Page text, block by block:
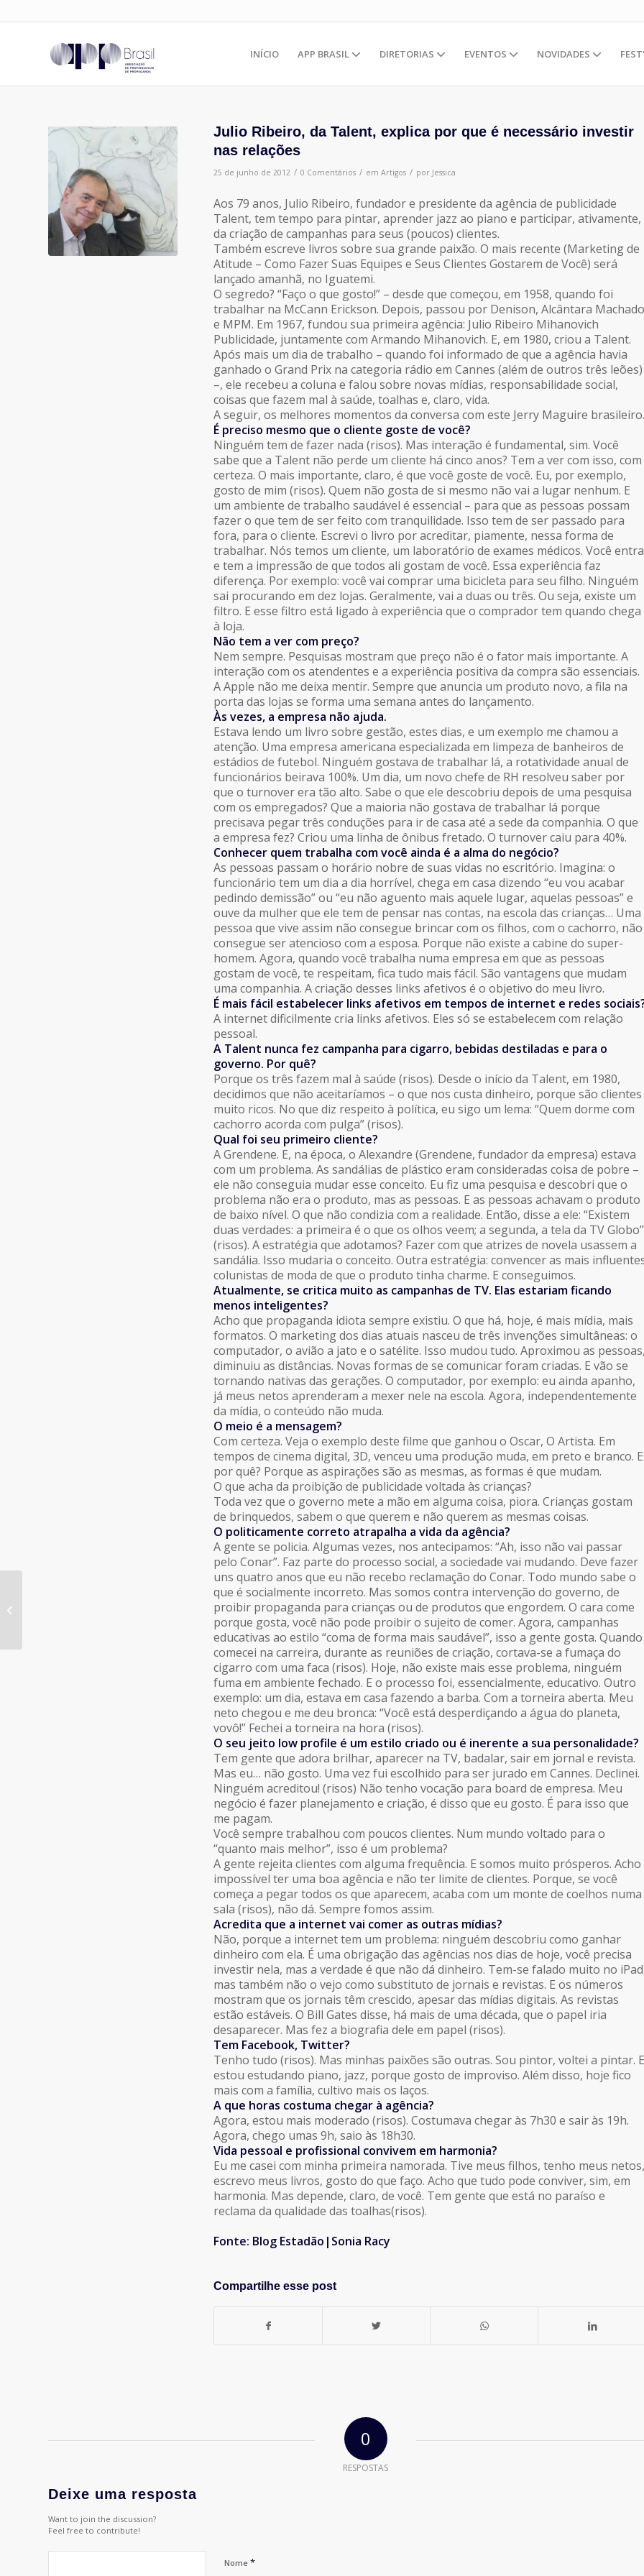
INÍCIO APP BRASIL DIRETORIAS EVENTOS NOVIDADES
Julio Ribeiro, da Talent, explica por que é necessário investir
nas relações
25 de junho de 2012 / 0 Comentários / em Artigos / por Jessica
Aos 79 anos, Julio Ribeiro, fundador e presidente da agência de publicidade
Talent, tem tempo para pintar, aprender jazz ao piano e participar, ativamente,
da criação de campanhas para seus (poucos) clientes.
Também escreve livros sobre sua grande paixão. O mais recente (Marketing de
Atitude – Como Fazer Suas Equipes e Seus Clientes Gostarem de Você) será
lançado amanhã, no Iguatemi.
O segredo? “Faço o que gosto!” – desde que começou, em 1958, quando foi
trabalhar na McCann Erickson. Depois, passou por Denison, Alcântara Machado
e MPM. Em 1967, fundou sua primeira agência: Julio Ribeiro Mihanovich
Publicidade, juntamente com Armando Mihanovich. E, em 1980, criou a Talent.
Após mais um dia de trabalho – quando foi informado de que a agência havia
ganhado o Grand Prix na categoria rádio em Cannes (além de outros três leões)
–, ele recebeu a coluna e falou sobre novas mídias, responsabilidade social,
coisas que fazem mal à saúde, toalhas e, claro, vida.
A seguir, os melhores momentos da conversa com este Jerry Maguire brasileiro.
É preciso mesmo que o cliente goste de você?
Ninguém tem de fazer nada (risos). Mas interação é fundamental, sim. Você
sabe que a Talent não perde um cliente há cinco anos? Tem a ver com isso, com
certeza. O mais importante, claro, é que você goste de você. Eu, por exemplo,
gosto de mim (risos). Quem não gosta de si mesmo não vai a lugar nenhum. E
um ambiente de trabalho saudável é essencial – para que as pessoas possam
fazer o que tem de ser feito com tranquilidade. Isso tem de ser passado para
fora, para o cliente. Escrevi o livro por acreditar, piamente, nessa forma de
trabalhar. Nós temos um cliente, um laboratório de exames médicos. Você entra
e tem a impressão de que todos ali gostam de você. Essa experiência faz
diferença. Por exemplo: você vai comprar uma bicicleta para seu filho. Ninguém
sai procurando em dez lojas. Geralmente, vai a duas ou três. Ou seja, existe um
filtro. E esse filtro está ligado à experiência que o comprador tem quando chega
à loja.
Não tem a ver com preço?
Nem sempre. Pesquisas mostram que preço não é o fator mais importante. A
interação com os atendentes e a experiência positiva da compra são essenciais.
A Apple não me deixa mentir. Sempre que anuncia um produto novo, a fila na
porta das lojas se forma uma semana antes do lançamento.
Às vezes, a empresa não ajuda.
Estava lendo um livro sobre gestão, estes dias, e um exemplo me chamou a
atenção. Uma empresa americana especializada em limpeza de banheiros de
estádios de futebol. Ninguém gostava de trabalhar lá, a rotatividade anual de
funcionários beirava 100%. Um dia, um novo chefe de RH resolveu saber por
que o turnover era tão alto. Sabe o que ele descobriu depois de uma pesquisa
com os empregados? Que a maioria não gostava de trabalhar lá porque
precisava pegar três conduções para ir de casa até a sede da companhia. O que
a empresa fez? Criou uma linha de ônibus fretado. O turnover caiu para 40%.
Conhecer quem trabalha com você ainda é a alma do negócio?
As pessoas passam o horário nobre de suas vidas no escritório. Imagina: o
funcionário tem um dia a dia horrível, chega em casa dizendo “eu vou acabar
pedindo demissão” ou “eu não aguento mais aquele lugar, aquelas pessoas” e
ouve da mulher que ele tem de pensar nas contas, na escola das crianças… Uma
pessoa que vive assim não consegue brincar com os filhos, com o cachorro, não
consegue ser atencioso com a esposa. Porque não existe a cabine do super-
homem. Agora, quando você trabalha numa empresa em que as pessoas
gostam de você, te respeitam, fica tudo mais fácil. São vantagens que mudam
uma companhia. A criação desses links afetivos é o objetivo do meu livro.
É mais fácil estabelecer links afetivos em tempos de internet e redes
A internet dificilmente cria links afetivos. Eles só se estabelecem com relação
pessoal.
A Talent nunca fez campanha para cigarro, bebidas destiladas e para o
governo. Por quê?
Porque os três fazem mal à saúde (risos). Desde o início da Talent, em 1980,
decidimos que não aceitaríamos – o que nos custa dinheiro, porque são clientes
muito ricos. No que diz respeito à política, eu sigo um lema: “Quem dorme com
cachorro acorda com pulga” (risos).
Qual foi seu primeiro cliente?
A Grendene. E, na época, o Alexandre (Grendene, fundador da empresa) estava
com um problema. As sandálias de plástico eram consideradas coisa de pobre –
ele não conseguia mudar esse conceito. Eu fiz uma pesquisa e descobri que o
problema não era o produto, mas as pessoas. E as pessoas achavam o produto
de baixo nível. O que não condizia com a realidade. Então, disse a ele: “Existem
duas verdades: a primeira é o que os olhos veem; a segunda, a tela da TV Globo”
(risos). A estratégia que adotamos? Fazer com que atrizes de novela usassem a
sandália. Isso mudaria o conceito. Outra estratégia: convencer as mais
colunistas de moda de que o produto tinha charme. E conseguimos.
Atualmente, se critica muito as campanhas de TV. Elas estariam ficando
menos inteligentes?
Acho que propaganda idiota sempre existiu. O que há, hoje, é mais mídia, mais
formatos. O marketing dos dias atuais nasceu de três invenções simultâneas: o
computador, o avião a jato e o satélite. Isso mudou tudo. Aproximou as
diminuiu as distâncias. Novas formas de se comunicar foram criadas. E vão se
tornando nativas das gerações. O computador, por exemplo: eu ainda apanho,
já meus netos aprenderam a mexer nele na escola. Agora, independentemente
da mídia, o conteúdo não muda.
O meio é a mensagem?
Com certeza. Veja o exemplo deste filme que ganhou o Oscar, O Artista. Em
tempos de cinema digital, 3D, venceu uma produção muda, em preto e branco. E
por quê? Porque as aspirações são as mesmas, as formas é que mudam.
O que acha da proibição de publicidade voltada às crianças?
Toda vez que o governo mete a mão em alguma coisa, piora. Crianças gostam
de brinquedos, sabem o que querem e não querem as mesmas coisas.
O politicamente correto atrapalha a vida da agência?
A gente se policia. Algumas vezes, nos antecipamos: “Ah, isso não vai passar
pelo Conar”. Faz parte do processo social, a sociedade vai mudando. Deve fazer
uns quatro anos que eu não recebo reclamação do Conar. Todo mundo sabe o
que é socialmente incorreto. Mas somos contra intervenção do governo, de
proibir propaganda para crianças ou de produtos que engordem. O cara come
porque gosta, você não pode proibir o sujeito de comer. Agora, campanhas
educativas ao estilo “coma de forma mais saudável”, isso a gente gosta. Quando
comecei na carreira, durante as reuniões de criação, cortava-se a fumaça do
cigarro com uma faca (risos). Hoje, não existe mais esse problema, ninguém
fuma em ambiente fechado. E o processo foi, essencialmente, educativo. Outro
exemplo: um dia, estava em casa fazendo a barba. Com a torneira aberta. Meu
neto chegou e me deu bronca: “Você está desperdiçando a água do planeta,
vovô!” Fechei a torneira na hora (risos).
O seu jeito low profile é um estilo criado ou é inerente a sua personalidade?
Tem gente que adora brilhar, aparecer na TV, badalar, sair em jornal e revista.
Mas eu… não gosto. Uma vez fui escolhido para ser jurado em Cannes. Declinei.
Ninguém acreditou! (risos) Não tenho vocação para board de empresa. Meu
negócio é fazer planejamento e criação, é disso que eu gosto. É para isso que
me pagam.
Você sempre trabalhou com poucos clientes. Num mundo voltado para o
“quanto mais melhor”, isso é um problema?
A gente rejeita clientes com alguma frequência. E somos muito prósperos. Acho
impossível ter uma boa agência e não ter limite de clientes. Porque, se você
começa a pegar todos os que aparecem, acaba com um monte de coelhos numa
sala (risos), não dá. Sempre fomos assim.
Acredita que a internet vai comer as outras mídias?
Não, porque a internet tem um problema: ninguém descobriu como ganhar
dinheiro com ela. É uma obrigação das agências nos dias de hoje, você precisa
investir nela, mas a verdade é que não dá dinheiro. Tem-se falado muito no
mas também não o vejo como substituto de jornais e revistas. E os números
mostram que os jornais têm crescido, apesar das mídias digitais. As revistas
estão estáveis. O Bill Gates disse, há mais de uma década, que o papel iria
desaparecer. Mas fez a biografia dele em papel (risos).
Tem Facebook, Twitter?
Tenho tudo (risos). Mas minhas paixões são outras. Sou pintor, voltei a pintar. E
estou estudando piano, jazz, porque gosto de improviso. Além disso, hoje fico
mais com a família, cultivo mais os laços.
A que horas costuma chegar à agência?
Agora, estou mais moderado (risos). Costumava chegar às 7h30 e sair às 19h.
Agora, chego umas 9h, saio às 18h30.
Vida pessoal e profissional convivem em harmonia?
Eu me casei com minha primeira namorada. Tive meus filhos, tenho meus netos,
escrevo meus livros, gosto do que faço. Acho que tudo pode conviver, sim, em
harmonia. Mas depende, claro, de você. Tem gente que está no paraíso e
reclama da qualidade das toalhas(risos).
Fonte: Blog Estadão|Sonia Racy
Compartilhe esse post
0
RESPOSTAS
Deixe uma resposta
Want to join the discussion?
Feel free to contribute!
Nome *